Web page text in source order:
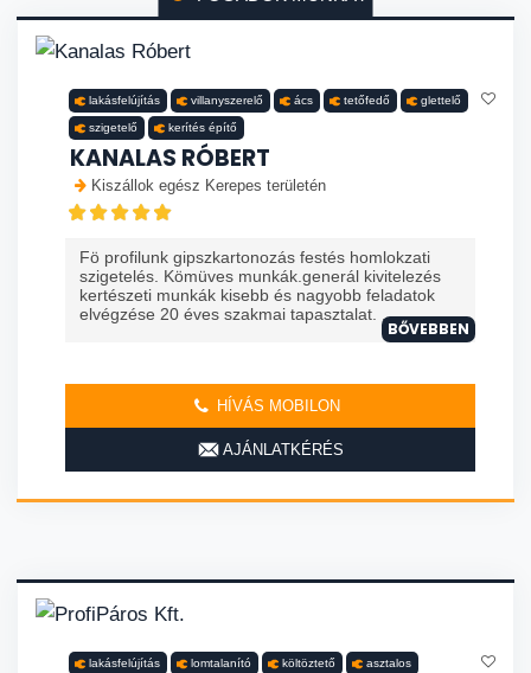
lakásfelújítás villanyszerelő ács tetőfedő glettelő
szigetelő kerítés építő
KANALAS RÓBERT
Kiszállok egész Kerepes területén
Fö profilunk gipszkartonozás festés homlokzati
szigetelés. Kömüves munkák.generál kivitelezés
kertészeti munkák kisebb és nagyobb feladatok
elvégzése 20 éves szakmai tapasztalat. ...
BŐVEBBEN
HÍVÁS MOBILON
AJÁNLATKÉRÉS
lakásfelújítás lomtalanító költöztető asztalos